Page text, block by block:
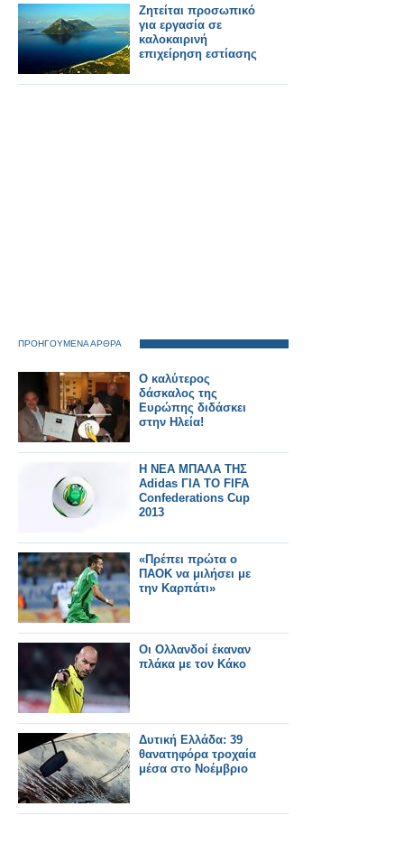
Ζητείται προσωπικό
για εργασία σε
καλοκαιρινή
επιχείρηση εστίασης
ΠΡΟΗΓΟΥΜΕΝΑ ΑΡΘΡΑ
Ο καλύτερος
δάσκαλος της
Ευρώπης διδάσκει
στην Ηλεία!
Η ΝΕΑ ΜΠΑΛΑ ΤΗΣ
Adidas ΓΙΑ ΤΟ FIFA
Confederations Cup
2013
«Πρέπει πρώτα ο
ΠΑΟΚ να μιλήσει με
την Καρπάτι»
Οι Ολλανδοί έκαναν
πλάκα με τον Κάκο
Δυτική Ελλάδα: 39
θανατηφόρα τροχαία
μέσα στο Νοέμβριο